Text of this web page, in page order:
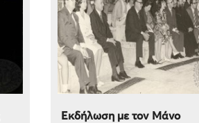
Εκδήλωση με τον Μάνο